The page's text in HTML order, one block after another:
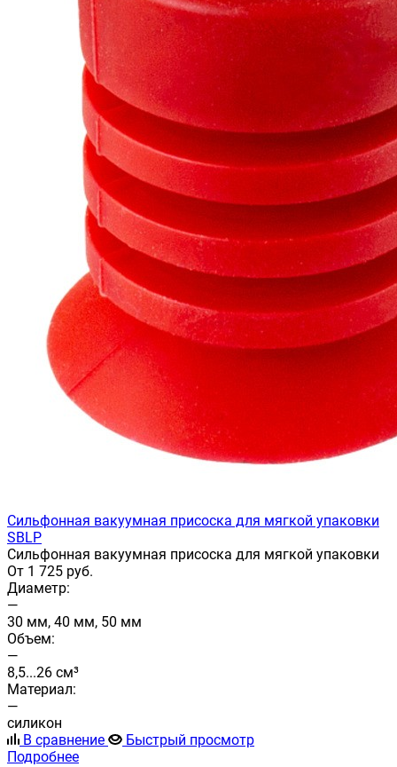
Сильфонная вакуумная присоска для мягкой упаковки
SBLP
Сильфонная вакуумная присоска для мягкой упаковки
От 1 725 руб.
Диаметр:
—
30 мм, 40 мм, 50 мм
Объем:
—
8,5...26 см³
Материал:
—
силикон
В сравнение
Быстрый просмотр
Подробнее